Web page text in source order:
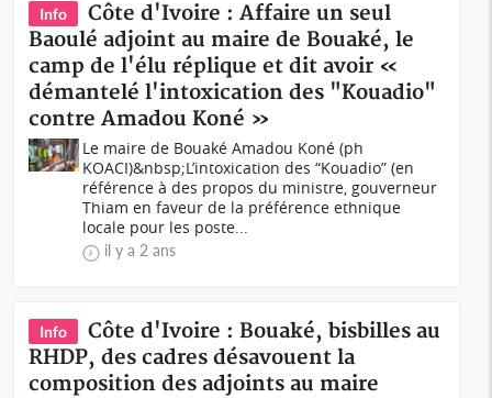
Info
Côte d'Ivoire : Affaire un seul
Baoulé adjoint au maire de Bouaké, le
camp de l'élu réplique et dit avoir «
démantelé l'intoxication des "Kouadio"
contre Amadou Koné »
Le maire de Bouaké Amadou Koné (ph
KOACI)&nbsp;L’intoxication des “Kouadio” (en
référence à des propos du ministre, gouverneur
Thiam en faveur de la préférence ethnique
locale pour les poste...
il y a 2 ans
Info
Côte d'Ivoire : Bouaké, bisbilles au
RHDP, des cadres désavouent la
composition des adjoints au maire